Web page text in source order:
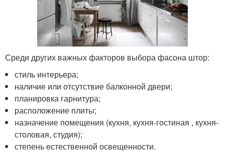
Среди других важных факторов выбора фасона штор:
стиль интерьера;
наличие или отсутствие балконной двери;
планировка гарнитура;
расположение плиты;
назначение помещения (кухня, кухня-гостиная , кухня-
столовая, студия);
степень естественной освещенности.